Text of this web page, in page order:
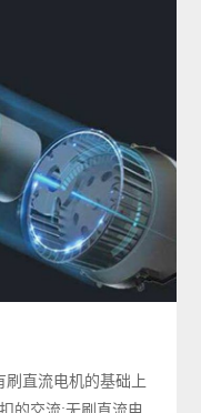
刷直流电机的基础上